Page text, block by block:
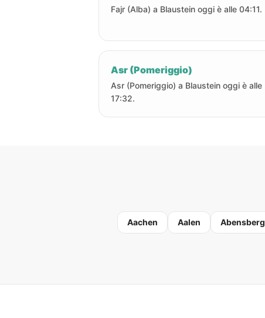
Fajr (Alba) a Blaustein oggi è alle 04:11.
Asr (Pomeriggio)
Asr (Pomeriggio) a Blaustein oggi è alle
17:32.
Aachen Aalen Abensberg